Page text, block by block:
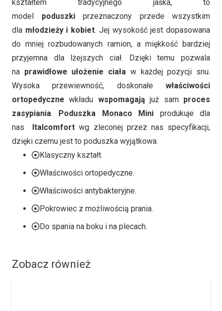
kształtem tradycyjnego jaśka, to
model poduszkiprzeznaczony przede wszystkim
dla młodzieży i kobiet. Jej wysokość jest dopasowana
do mniej rozbudowanych ramion, a miękkość bardziej
przyjemna dla lżejszych ciał. Dzięki temu pozwala
na prawidłowe ułożenie ciała w każdej pozycji snu.
Wysoka przewiewność, doskonałe właściwości
ortopedyczne wkładu wspomagają już sam proces
zasypiania. Poduszka Monaco Mini produkuje dla
nas Italcomfort wg zleconej przez nas specyfikacji,
dzięki czemu jest to poduszka wyjątkowa.
Klasyczny kształt.
Właściwości ortopedyczne.
Właściwości antybakteryjne.
Pokrowiec z możliwością prania.
Do spania na boku i na plecach.
Zobacz również